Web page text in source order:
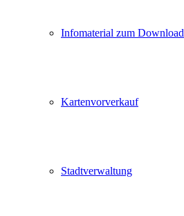
Infomaterial zum Download
Kartenvorverkauf
Stadtverwaltung